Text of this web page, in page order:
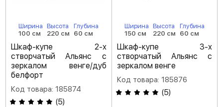
Ширина
100 см
Высота
220 см
Глубина
60 см
Шкаф-купе 2-х
створчатый Альянс с
зеркалом венге/дуб
белфорт
Код товара: 185874
(5)
Ширина
150 см
Высота
220 см
Глубина
60 см
Шкаф-купе 3-х
створчатый Альянс с
зеркалом венге
Код товара: 185876
(5)